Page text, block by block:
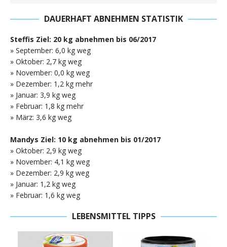
DAUERHAFT ABNEHMEN STATISTIK
Steffis Ziel: 20 kg abnehmen bis 06/2017
» September: 6,0 kg weg
» Oktober: 2,7 kg weg
» November: 0,0 kg weg
» Dezember: 1,2 kg mehr
» Januar: 3,9 kg weg
» Februar: 1,8 kg mehr
» März: 3,6 kg weg
Mandys Ziel: 10 kg abnehmen bis 01/2017
» Oktober: 2,9 kg weg
» November: 4,1 kg weg
» Dezember: 2,9 kg weg
» Januar: 1,2 kg weg
» Februar: 1,6 kg weg
LEBENSMITTEL TIPPS